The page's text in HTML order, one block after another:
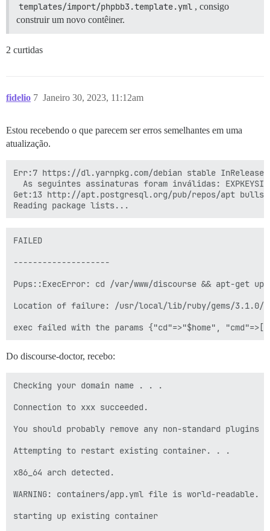
templates/import/phpbb3.template.yml , consigo
construir um novo contêiner.
2 curtidas
fidelio Janeiro 30, 2023, 11:12am
7
Estou recebendo o que parecem ser erros semelhantes em uma
atualização.
Err:7 https://dl.yarnpkg.com/debian stable InRelease
As seguintes assinaturas foram inválidas:
Get:13 http://apt.postgresql.org/pub/repos/apt
FAILED
--------------------
Pups::ExecError: cd /var/www/discourse && apt-get
Location of failure: /usr/local/lib/ruby/gems/3.1.0/
Do discourse-doctor, recebo:
Checking your domain name . . .
Connection to xxx succeeded.
You should probably remove any non-standard plugins
Attempting to restart existing container. . .
x86_64 arch detected.
WARNING: containers/app.yml file is world-
starting up existing container